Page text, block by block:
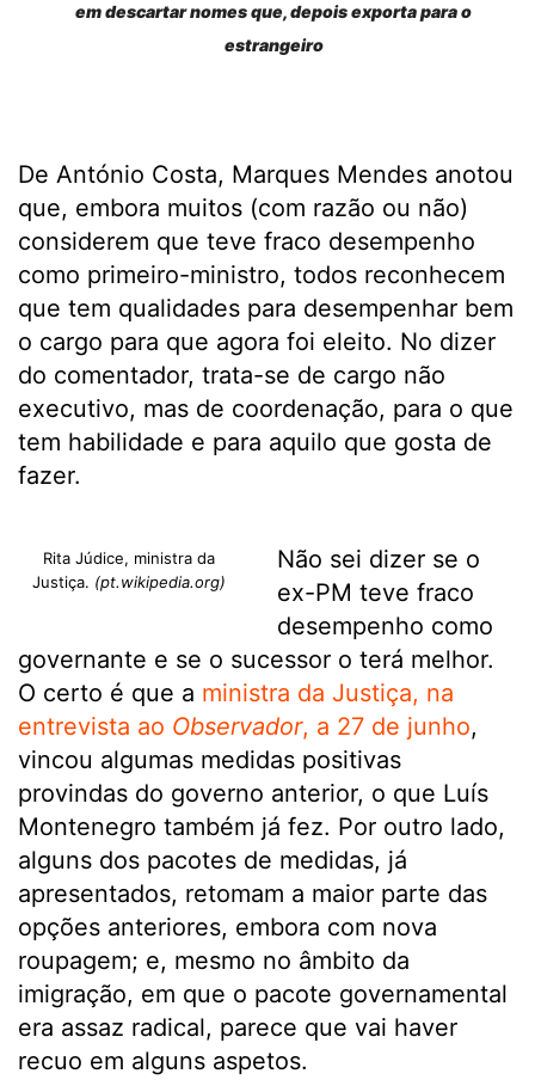
em descartar nomes que, depois exporta para o
estrangeiro
De António Costa, Marques Mendes anotou
que, embora muitos (com razão ou não)
considerem que teve fraco desempenho
como primeiro-ministro, todos reconhecem
que tem qualidades para desempenhar bem
o cargo para que agora foi eleito. No dizer
do comentador, trata-se de cargo não
executivo, mas de coordenação, para o que
tem habilidade e para aquilo que gosta de
fazer.
Rita Júdice, ministra da
Justiça. (pt.wikipedia.org)
Não sei dizer se o
ex-PM teve fraco
desempenho como
governante e se o sucessor o terá melhor.
O certo é que a ministra da Justiça, na
entrevista ao Observador, a 27 de junho,
vincou algumas medidas positivas
provindas do governo anterior, o que Luís
Montenegro também já fez. Por outro lado,
alguns dos pacotes de medidas, já
apresentados, retomam a maior parte das
opções anteriores, embora com nova
roupagem; e, mesmo no âmbito da
imigração, em que o pacote governamental
era assaz radical, parece que vai haver
recuo em alguns aspetos.